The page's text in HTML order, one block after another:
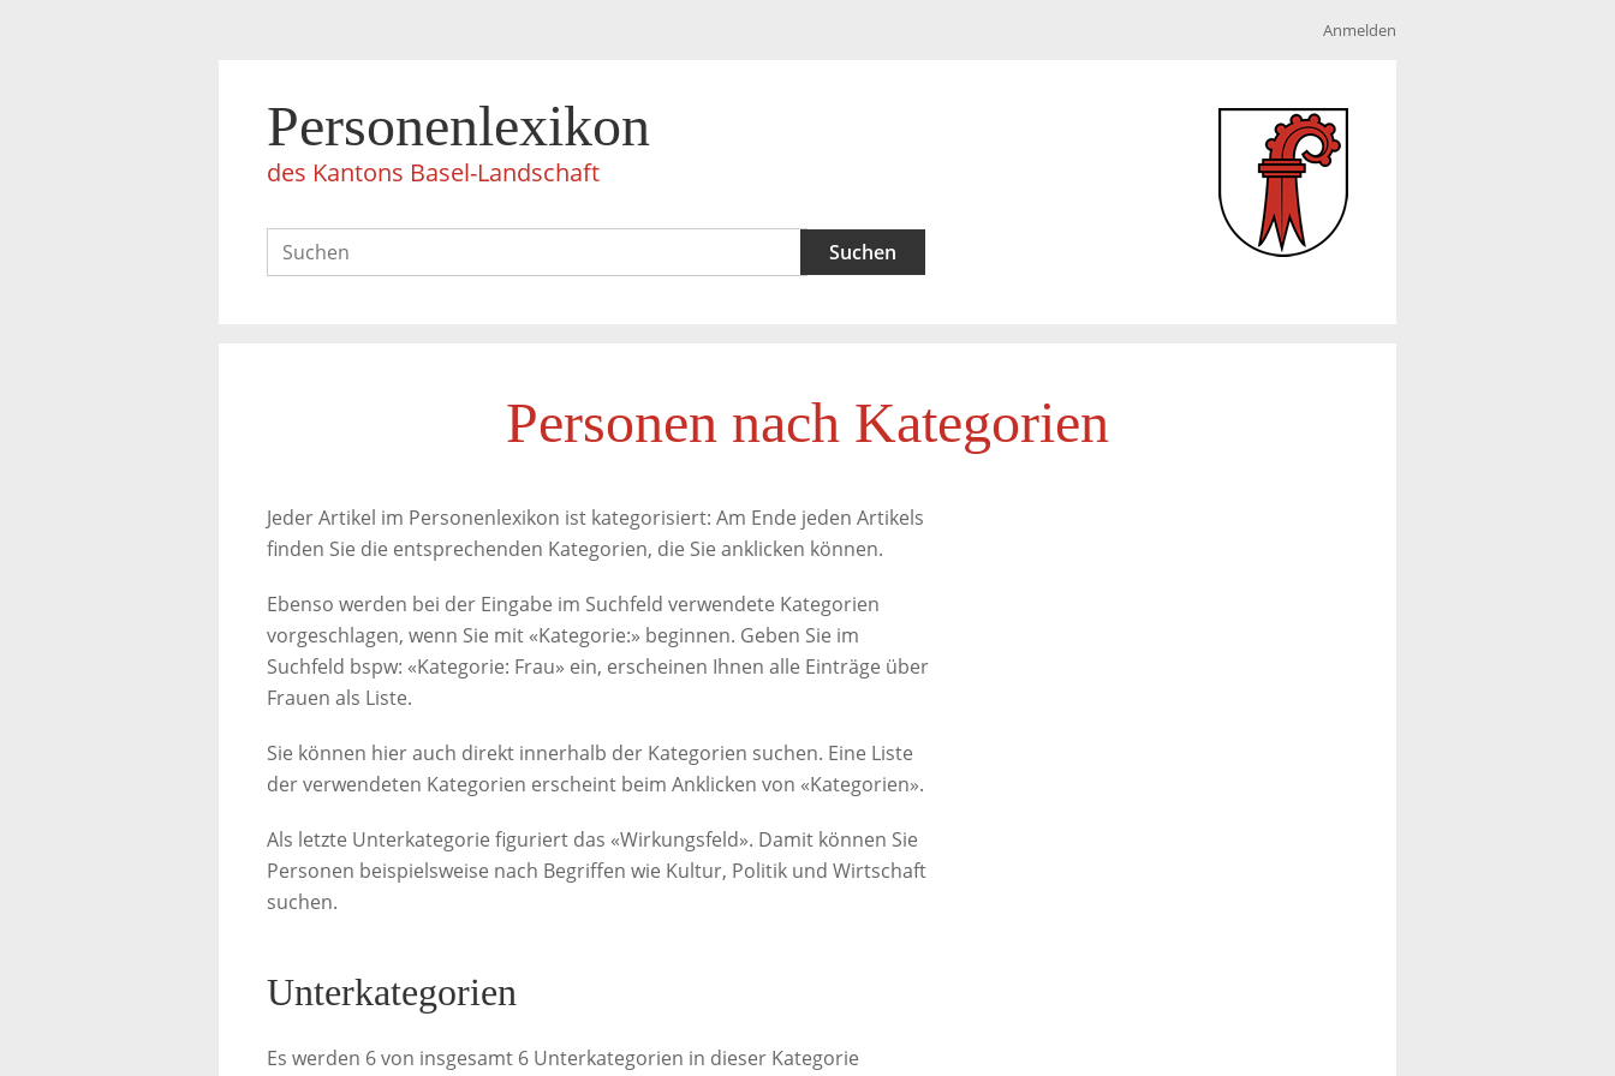
Anmelden
Personenlexikon
des Kantons Basel-Landschaft
Personen nach Kategorien
Jeder Artikel im Personenlexikon ist kategorisiert: Am Ende jeden Artikels
finden Sie die entsprechenden Kategorien, die Sie anklicken können.
Ebenso werden bei der Eingabe im Suchfeld verwendete Kategorien
vorgeschlagen, wenn Sie mit «Kategorie:» beginnen. Geben Sie im
Suchfeld bspw: «Kategorie: Frau» ein, erscheinen Ihnen alle Einträge über
Frauen als Liste.
Sie können hier auch direkt innerhalb der Kategorien suchen. Eine Liste
der verwendeten Kategorien erscheint beim Anklicken von «Kategorien».
Als letzte Unterkategorie figuriert das «Wirkungsfeld». Damit können Sie
Personen beispielsweise nach Begriffen wie Kultur, Politik und Wirtschaft
suchen.
Unterkategorien
Es werden 6 von insgesamt 6 Unterkategorien in dieser Kategorie